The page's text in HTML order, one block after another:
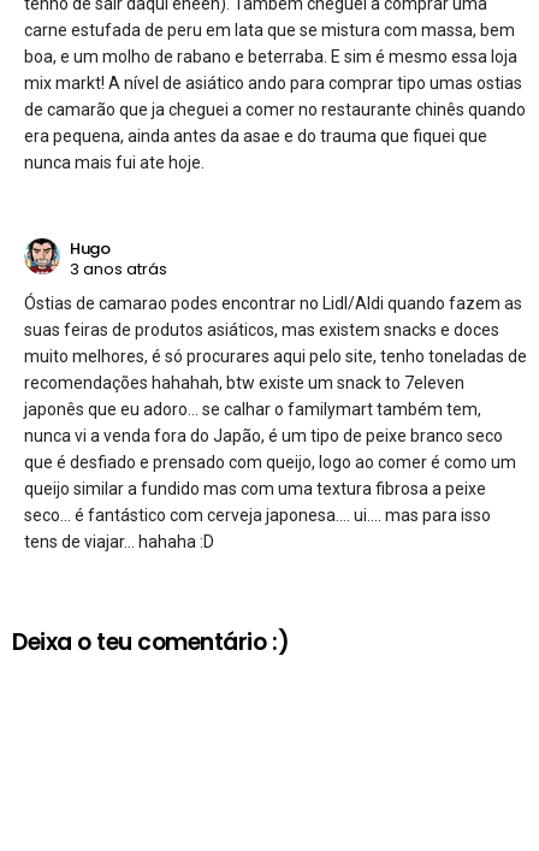
carne estufada de peru em lata que se mistura com massa, bem
boa, e um molho de rabano e beterraba. E sim é mesmo essa loja
mix markt! A nível de asiático ando para comprar tipo umas ostias
de camarão que ja cheguei a comer no restaurante chinês quando
era pequena, ainda antes da asae e do trauma que fiquei que
nunca mais fui ate hoje.
Hugo
3 anos atrás
Óstias de camarao podes encontrar no Lidl/Aldi quando fazem as
suas feiras de produtos asiáticos, mas existem snacks e doces
muito melhores, é só procurares aqui pelo site, tenho toneladas de
recomendações hahahah, btw existe um snack to 7eleven
japonês que eu adoro… se calhar o familymart também tem,
nunca vi a venda fora do Japão, é um tipo de peixe branco seco
que é desfiado e prensado com queijo, logo ao comer é como um
queijo similar a fundido mas com uma textura fibrosa a peixe
seco… é fantástico com cerveja japonesa…. ui…. mas para isso
tens de viajar… hahaha :D
Deixa o teu comentário :)